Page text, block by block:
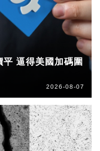
逼得美國加碼圍
2026-08-07